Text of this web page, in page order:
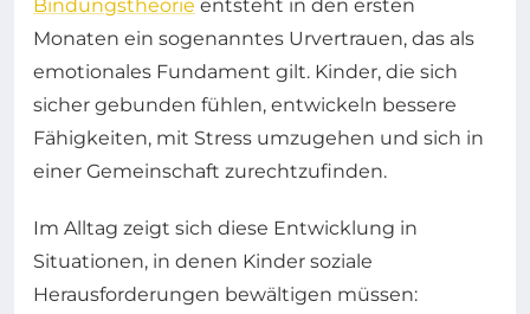
Bindungstheorie entsteht in den ersten
Monaten ein sogenanntes Urvertrauen, das als
emotionales Fundament gilt. Kinder, die sich
sicher gebunden fühlen, entwickeln bessere
Fähigkeiten, mit Stress umzugehen und sich in
einer Gemeinschaft zurechtzufinden.
Im Alltag zeigt sich diese Entwicklung in
Situationen, in denen Kinder soziale
Herausforderungen bewältigen müssen: